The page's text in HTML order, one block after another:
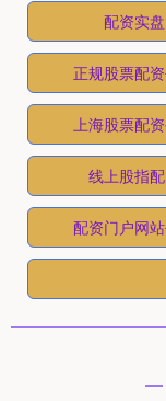
配资实盘
正规股票配
上海股票配
线上股指
配资门户网